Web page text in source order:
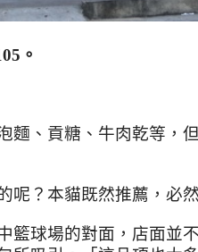
。
麵、貢糖、牛肉乾等，
呢？本貓既然推薦，必
籃球場的對面，店面並